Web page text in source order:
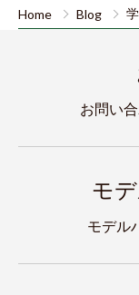
Home Blog
お問い
モ
モデル